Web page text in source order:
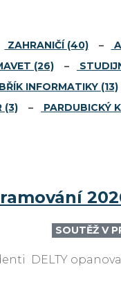
ZAHRANIČÍ (40)
(26)
INFORMATIKY (13)
(3) PARDUBICKÝ
SOUTĚŽ V
DELTY